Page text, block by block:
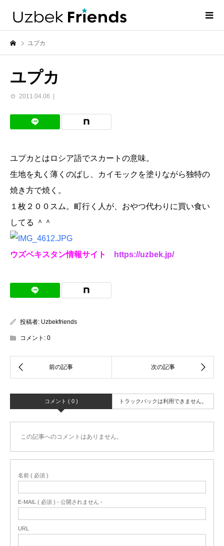
ユプカ
ユプカ
2011.04.06
ユプカとはロシア語でスカートの意味。
生地を丸く薄くのばし、カイモックを塗りながら独特の
焼き方で焼く。
１枚２００スム。町行く人が、おやつ代わりに買い食い
してる ＾＾
ウズベキスタン情報サイト https://uzbek.jp/
投稿者: Uzbekfriends
コメント: 0
コメント ( 0 ) トラックバックは利用できません。
この記事へのコメントはありません。
名前 ( 必須 )
E-MAIL ( 必須 ) - 公開されません -
URL